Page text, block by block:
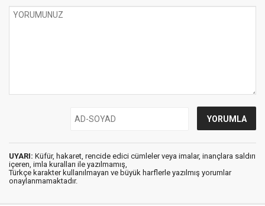
UYARI: Küfür, hakaret, rencide edici cümleler veya imalar, inançlara saldırı
içeren, imla kuralları ile yazılmamış,
Türkçe karakter kullanılmayan ve büyük harflerle yazılmış yorumlar
onaylanmamaktadır.